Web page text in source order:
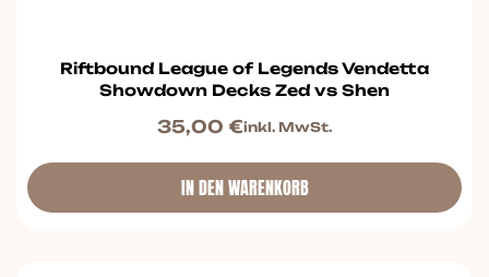
Riftbound League of Legends Vendetta
Showdown Decks Zed vs Shen
35,00 €inkl. MwSt.
IN DEN WARENKORB